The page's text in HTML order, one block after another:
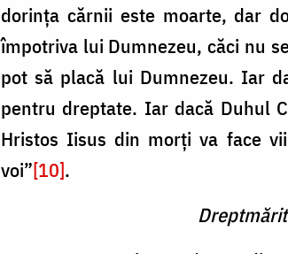
dorința cărnii este moarte, dar
împotriva lui Dumnezeu, căci nu
pot să placă lui Dumnezeu. Iar
pentru dreptate. Iar dacă Duhul
Hristos Iisus din morți va face
voi”[10].